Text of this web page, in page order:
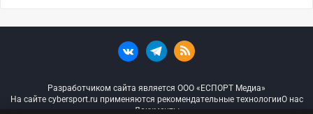
Разработчиком сайта является ООО «ЕСПОРТ Медиа»
На сайте cybersport.ru применяются рекомендательные технологииО нас
Документы